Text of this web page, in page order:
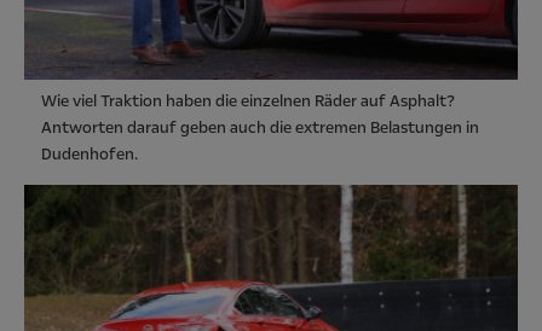
Wie viel Traktion haben die einzelnen Räder auf Asphalt?
Antworten darauf geben auch die extremen Belastungen in
Dudenhofen.